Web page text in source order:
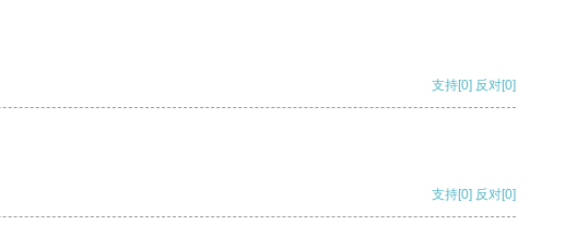
支持[0] 反对[0]
支持[0] 反对[0]